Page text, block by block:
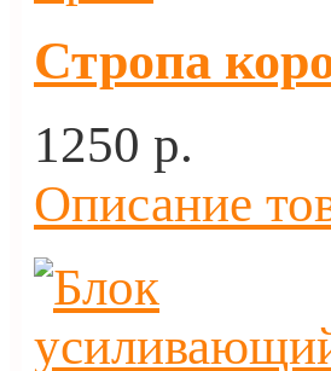
Стропа
1250 p.
Описание